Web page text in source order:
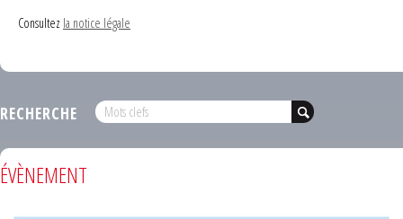
Consultez la notice légale
RECHERCHE
ÉVÈNEMENT